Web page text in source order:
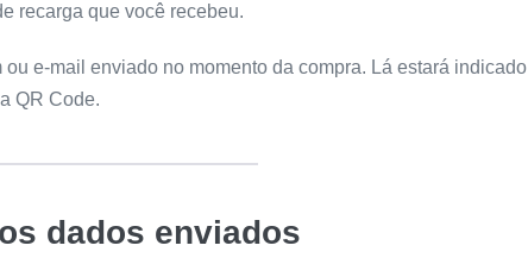
recarga que você recebeu.
e-mail enviado no momento da compra. Lá estará indicado
QR Code.
dados enviados